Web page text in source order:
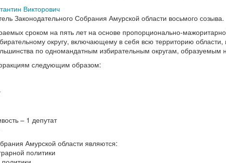
Викторович
Законодательного Собрания Амурской области восьмого созыва.
сроком на пять лет на основе пропорционально-
округу, включающему в себя всю территорию области,
по одномандатным избирательным округам, образуемым
следующим образом:
– 1 депутат
Амурской области являются:
политики